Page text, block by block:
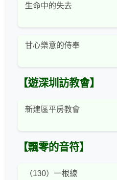
生命中的失去
甘心樂意的侍奉
【遊深圳訪教會】
新建區平房教會
【飄零的音符】
（130）一根線